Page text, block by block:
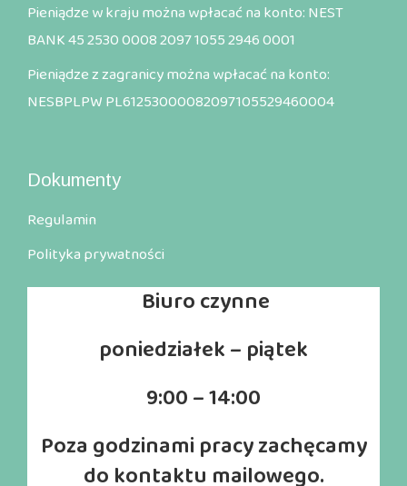
Pieniądze w kraju można wpłacać na konto: NEST
BANK 45 2530 0008 2097 1055 2946 0001
Pieniądze z zagranicy można wpłacać na konto:
NESBPLPW PL61253000082097105529460004
Dokumenty
Regulamin
Polityka prywatności
Biuroczynne
poniedziałek – piątek
9:00 – 14:00
Poza godzinami pracy zachęcamy
do kontaktu mailowego.